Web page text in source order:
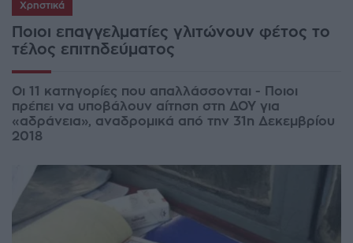
Χρηστικά
Ποιοι επαγγελματίες γλιτώνουν φέτος το
τέλος επιτηδεύματος
Οι 11 κατηγορίες που απαλλάσσονται - Ποιοι
πρέπει να υποβάλουν αίτηση στη ΔΟΥ για
«αδράνεια», αναδρομικά από την 31η Δεκεμβρίου
2018